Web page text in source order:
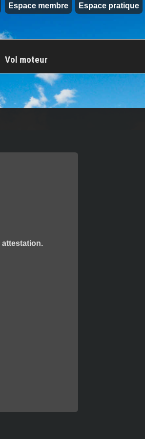
Espace membre Espace pratique
Vol moteur